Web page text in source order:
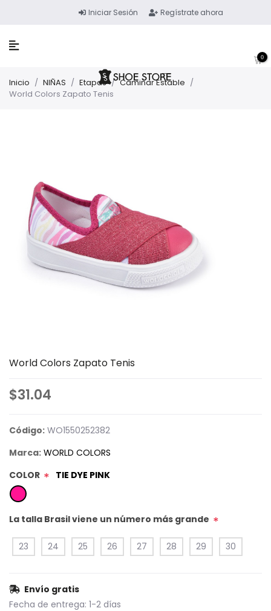
Iniciar Sesión Regístrate ahora
0
Inicio / NIÑAS / Etapas / Caminar Estable /
World Colors Zapato Tenis
World Colors Zapato Tenis
$31.04
Código: WO1550252382
Marca: WORLD COLORS
COLOR * TIE DYE PINK
La talla Brasil viene un número más grande *
23 24 25 26 27 28 29 30
Envío gratis
Fecha de entrega: 1-2 días